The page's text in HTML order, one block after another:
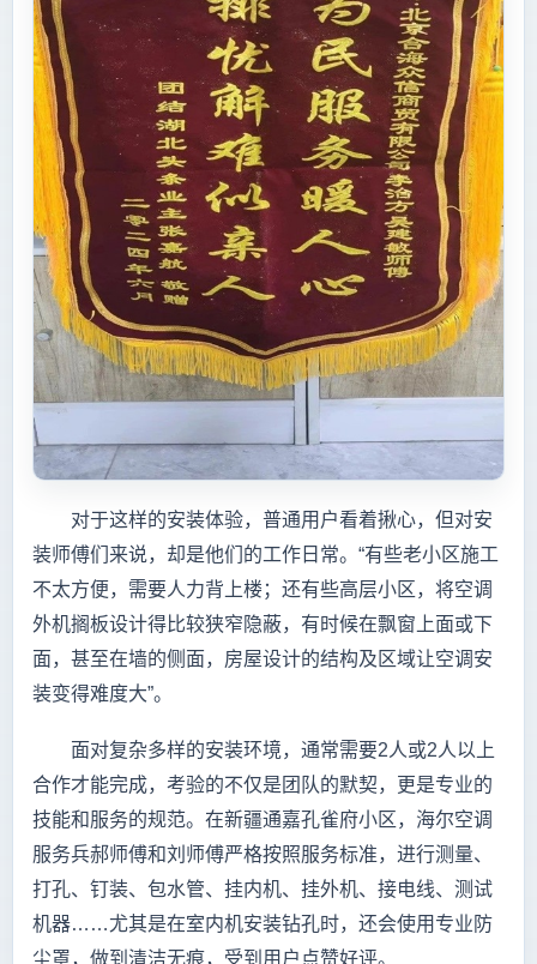
对于这样的安装体验，普通用户看着揪心，但对安
装师傅们来说，却是他们的工作日常。“有些老小区施工
不太方便，需要人力背上楼；还有些高层小区，将空调
外机搁板设计得比较狭窄隐蔽，有时候在飘窗上面或下
面，甚至在墙的侧面，房屋设计的结构及区域让空调安
装变得难度大”。
面对复杂多样的安装环境，通常需要2人或2人以上
合作才能完成，考验的不仅是团队的默契，更是专业的
技能和服务的规范。在新疆通嘉孔雀府小区，海尔空调
服务兵郝师傅和刘师傅严格按照服务标准，进行测量、
打孔、钉装、包水管、挂内机、挂外机、接电线、测试
机器……尤其是在室内机安装钻孔时，还会使用专业防
尘罩，做到清洁无痕，受到用户点赞好评。